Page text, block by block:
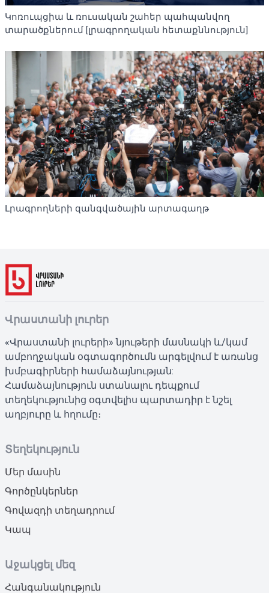
Կոռուպցիա և ռուսական շահեր պահպանվող
տարածքներում [լրագրողական հետաքննություն]
Լրագրողների զանգվածային արտագաղթ
Վրաստանի լուրեր
«Վրաստանի լուրերի» նյութերի մասնակի և/կամ
ամբողջական օգտագործումն արգելվում է առանց
խմբագիրների համաձայնության:
Համաձայնություն ստանալու դեպքում
տեղեկությունից օգտվելիս պարտադիր է նշել
աղբյուրը և հղումը։
Տեղեկություն
Մեր մասին
Գործընկերներ
Գովազդի տեղադրում
Կապ
Աջակցել մեզ
Հանգանակություն